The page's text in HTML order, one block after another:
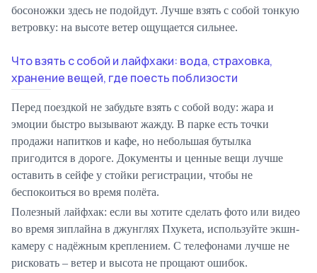
босоножки здесь не подойдут. Лучше взять с собой тонкую
ветровку: на высоте ветер ощущается сильнее.
Что взять с собой и лайфхаки: вода, страховка,
хранение вещей, где поесть поблизости
Перед поездкой не забудьте взять с собой воду: жара и
эмоции быстро вызывают жажду. В парке есть точки
продажи напитков и кафе, но небольшая бутылка
пригодится в дороге. Документы и ценные вещи лучше
оставить в сейфе у стойки регистрации, чтобы не
беспокоиться во время полёта.
Полезный лайфхак: если вы хотите сделать фото или видео
во время зиплайна в джунглях Пхукета, используйте экшн-
камеру с надёжным креплением. С телефонами лучше не
рисковать – ветер и высота не прощают ошибок.